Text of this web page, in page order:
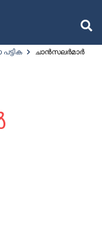
ചാന്‍സലര്‍മാര്‍